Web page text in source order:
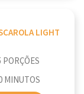
LIGHT
PORÇÕES
MINUTOS